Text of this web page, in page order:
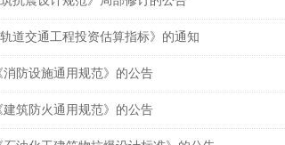
道交通工程投资估算指标》的通知
防设施通用规范》的公告
筑防火通用规范》的公告